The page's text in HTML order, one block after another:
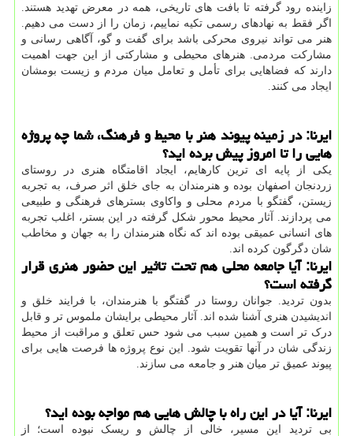
زاینده رود گرفته تا بافت های تاریخی، همه در معرض تهدید هستند.
اگر فقط به نهادهای رسمی تکیه نماییم، زمان را از دست می دهیم.
هنر می تواند نیروی محرکی باشد برای گفت و گو، آگاهی رسانی و
مشارکت مردمی. هنرهای محیطی و مشارکتی از این جهت اهمیت
دارند که فضاهایی برای تأمل و تعامل میان مردم و زیست بومشان
ایجاد می کنند.
ایرنا: در زمینه پیوند هنر با محیط و فرهنگ، شما چه پروژه
هایی را تا امروز پیش برده اید؟
یکی از پایه ای ترین کارهایم، ایجاد اقامتگاه هنری در روستای
زردنجان اصفهان بوده و هنرمندان به جای خلق اثر صرف، به تجربه
زیستن، گفتگو با مردم محلی و واکاوی بسترهای فرهنگی و طبیعی
می پردازند. آثار محیط محور شکل گرفته در این بستر، اغلب تجربه
های انسانی عمیقی بوده اند که نگاه هنرمندان را به جهان و مخاطب
شان دگرگون کرده اند.
ایرنا: آیا جامعه محلی هم تحت تاثیر این حضور هنری قرار
گرفته است؟
بدون تردید. جوانان روستا در گفتگو با هنرمندان، با فرایند خلق و
اندیشیدن هنری آشنا شده اند. آثار محیطی برایشان ملموس تر و قابل
درک تر است و همین سبب می شود حس تعلق و مراقبت از محیط
زندگی شان در آنها تقویت شود. این نوع پروژه ها فرصت هایی برای
پیوند عمیق تر میان هنر و جامعه می سازند.
ایرنا: آیا در این راه با چالش هایی هم مواجه بوده اید؟
بی تردید این مسیر، خالی از چالش و ریسک نبوده است؛ از